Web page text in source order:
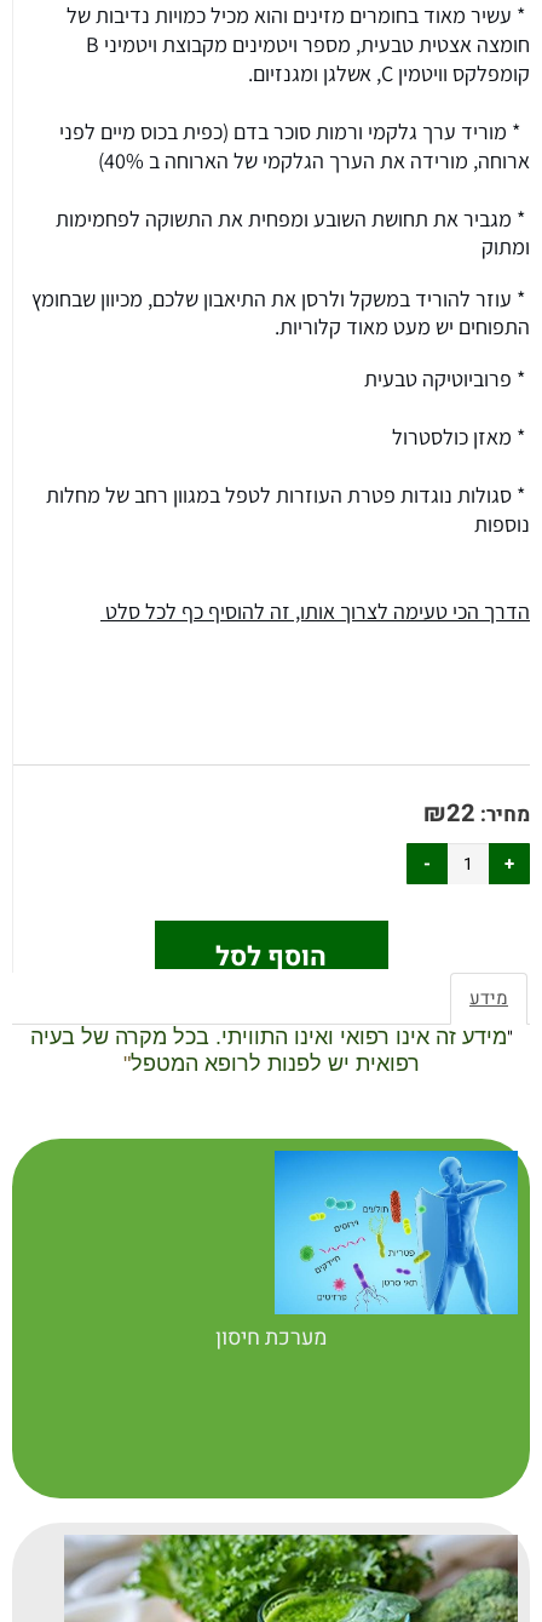
* עשיר מאוד בחומרים מזינים והוא מכיל כמויות נדיבות של
חומצה אצטית טבעית, מספר ויטמינים מקבוצת ויטמיני B
קומפלקס וויטמין C, אשלגן ומגנזיום.
* מוריד ערך גלקמי ורמות סוכר בדם (כפית בכוס מיים לפני
ארוחה, מורידה את הערך הגלקמי של הארוחה ב 40%)
* מגביר את תחושת השובע ומפחית את התשוקה לפחמימות
ומתוק
* עוזר להוריד במשקל ולרסן את התיאבון שלכם, מכיוון שבחומץ
התפוחים יש מעט מאוד קלוריות.
* פרוביוטיקה טבעית
* מאזן כולסטרול
* סגולות נוגדות פטרת העוזרות לטפל במגוון רחב של מחלות
נוספות
הדרך הכי טעימה לצרוך אותו, זה להוסיף כף לכל סלט
מחיר: ₪22
הוסף לסל
מידע
"מידע זה אינו רפואי ואינו התוויתי. בכל מקרה של בעיה
רפואית יש לפנות לרופא המטפל"
מערכת חיסון